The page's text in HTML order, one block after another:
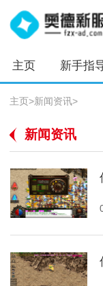
主页 新手指
主页>新闻资讯>
新闻资讯